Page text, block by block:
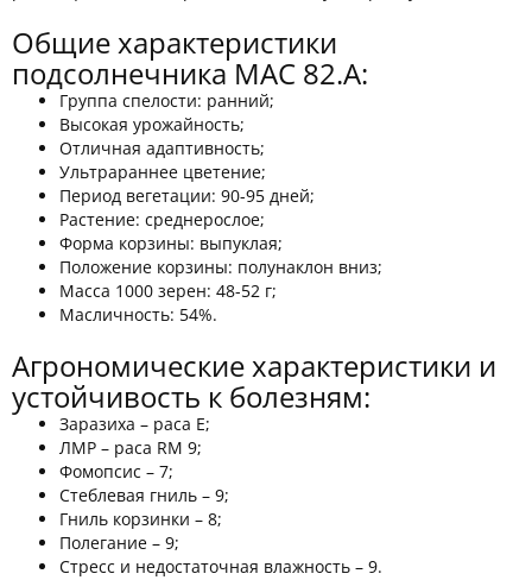
Общие характеристики
подсолнечника МАС 82.А:
Группа спелости: ранний;
Высокая урожайность;
Отличная адаптивность;
Ультрараннее цветение;
Период вегетации: 90-95 дней;
Растение: среднерослое;
Форма корзины: выпуклая;
Положение корзины: полунаклон вниз;
Масса 1000 зерен: 48-52 г;
Масличность: 54%.
Агрономические характеристики и
устойчивость к болезням:
Заразиха – раса Е;
ЛМР – раса RM 9;
Фомопсис – 7;
Стеблевая гниль – 9;
Гниль корзинки – 8;
Полегание – 9;
Стресс и недостаточная влажность – 9.